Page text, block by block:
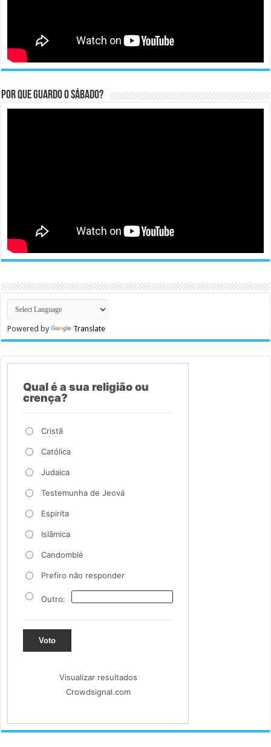
Por que guardo o Sábado?
Powered by Translate
Qual é a sua religião ou
crença?
Cristã
Católica
Judaica
Testemunha de Jeová
Espiríta
Islâmica
Candomblé
Prefiro não responder
Outro:
Voto
Visualizar resultados
Crowdsignal.com